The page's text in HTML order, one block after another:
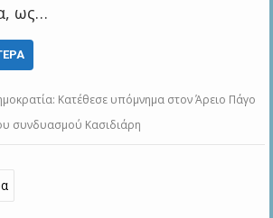
ως…
Κατέθεσε υπόμνημα στον Άρειο Πάγο
συνδυασμού Κασιδιάρη